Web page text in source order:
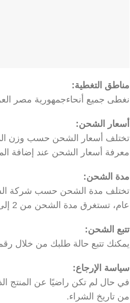
مناطق التغطية:
نغطى جميع أنحاءجمهورية مصر
أسعار الشحن:
تختلف أسعار الشحن حسب وزن
معرفة أسعار الشحن عند إضافة
مدة الشحن:
تختلف مدة الشحن حسب شركة
عام، تستغرق مدة الشحن من 2 إلى 5 أيام عمل داخل المملكة العربية السعودية.
تتبع الشحن:
يمكنك تتبع حالة طلبك من خلال
سياسة الإرجاع:
من تاريخ الشراء.